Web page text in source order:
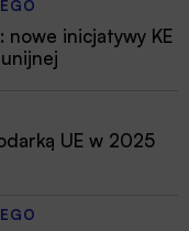
nowe inicjatywy KE
UE w 2025